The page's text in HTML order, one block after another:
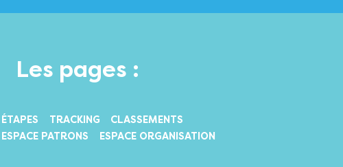
Les pages :
ÉTAPES TRACKING
CLASSEMENTS
ESPACE PATRONS
ESPACE ORGANISATION